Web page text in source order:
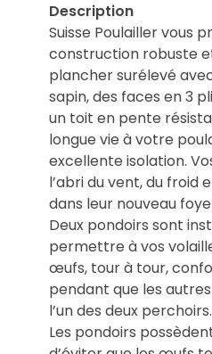
Description
Suisse Poulailler vous
construction robuste
plancher surélevé
sapin, des faces en 3
un toit en pente
longue vie à votre
excellente isolation.
l’abri du vent, du froid
dans leur nouveau
Deux pondoirs sont
permettre à vos
œufs, tour à tour,
pendant que les
l’un des deux perchoirs.
Les pondoirs